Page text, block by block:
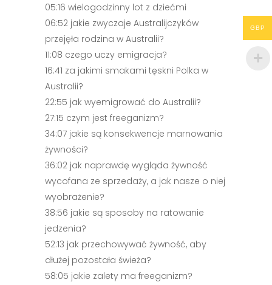
05:16 wielogodzinny lot z dziećmi
06:52 jakie zwyczaje Australijczyków
przejęła rodzina w Australii?
11:08 czego uczy emigracja?
16:41 za jakimi smakami tęskni Polka w
Australii?
22:55 jak wyemigrować do Australii?
27:15 czym jest freeganizm?
34:07 jakie są konsekwencje marnowania
żywności?
36:02 jak naprawdę wygląda żywność
wycofana ze sprzedaży, a jak nasze o niej
wyobrażenie?
38:56 jakie są sposoby na ratowanie
jedzenia?
52:13 jak przechowywać żywność, aby
dłużej pozostała świeża?
58:05 jakie zalety ma freeganizm?
GBP